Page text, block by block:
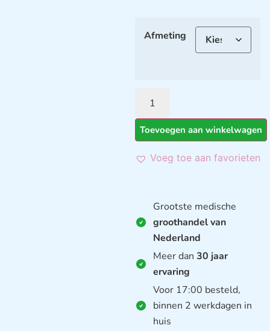
Afmeting
Toevoegen aan winkelwagen
Voeg toe aan favorieten
Grootste medische
groothandel van
Nederland
Meer dan 30 jaar
ervaring
Voor 17:00 besteld,
binnen 2 werkdagen in
huis